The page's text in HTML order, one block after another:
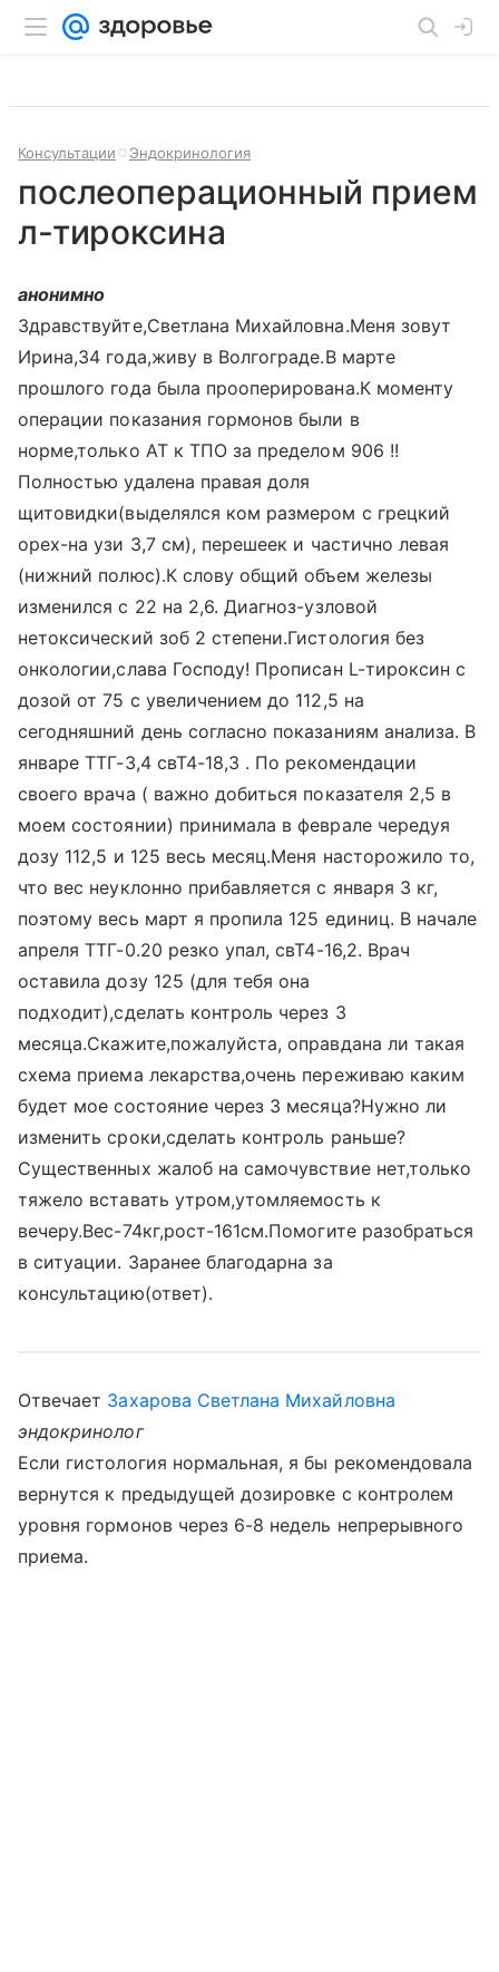
Консультации Эндокринология
послеоперационный прием
л-тироксина
анонимно
Здравствуйте,Светлана Михайловна.Меня зовут
Ирина,34 года,живу в Волгограде.В марте
прошлого года была прооперирована.К моменту
операции показания гормонов были в
норме,только АТ к ТПО за пределом 906 !!
Полностью удалена правая доля
щитовидки(выделялся ком размером с грецкий
орех-на узи 3,7 см), перешеек и частично левая
(нижний полюс).К слову общий объем железы
изменился с 22 на 2,6. Диагноз-узловой
нетоксический зоб 2 степени.Гистология без
онкологии,слава Господу! Прописан L-тироксин с
дозой от 75 с увеличением до 112,5 на
сегодняшний день согласно показаниям анализа. В
январе ТТГ-3,4 свТ4-18,3 . По рекомендации
своего врача ( важно добиться показателя 2,5 в
моем состоянии) принимала в феврале чередуя
дозу 112,5 и 125 весь месяц.Меня насторожило то,
что вес неуклонно прибавляется с января 3 кг,
поэтому весь март я пропила 125 единиц. В начале
апреля ТТГ-0.20 резко упал, свТ4-16,2. Врач
оставила дозу 125 (для тебя она
подходит),сделать контроль через 3
месяца.Скажите,пожалуйста, оправдана ли такая
схема приема лекарства,очень переживаю каким
будет мое состояние через 3 месяца?Нужно ли
изменить сроки,сделать контроль раньше?
Существенных жалоб на самочувствие нет,только
тяжело вставать утром,утомляемость к
вечеру.Вес-74кг,рост-161см.Помогите разобраться
в ситуации. Заранее благодарна за
консультацию(ответ).
Отвечает Захарова Светлана Михайловна
эндокринолог
Если гистология нормальная, я бы рекомендовала
вернутся к предыдущей дозировке с контролем
уровня гормонов через 6-8 недель непрерывного
приема.